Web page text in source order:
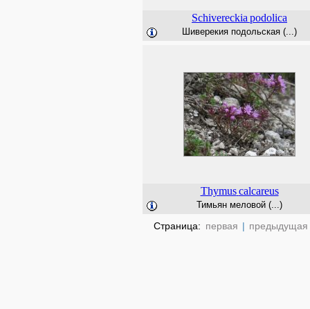
Schivereckia podolica
Шиверекия подольская (...)
Thymus calcareus
Тимьян меловой (...)
Страница: первая | предыдущая